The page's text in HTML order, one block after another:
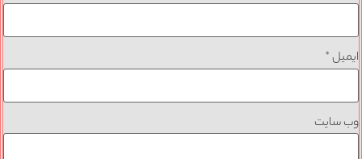
ایمیل*
وب‌ سایت